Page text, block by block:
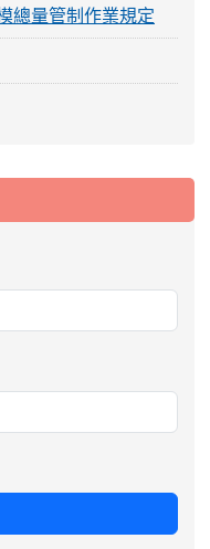
總量管制作業規定
課後照顧服務班教
一、三、五年級常